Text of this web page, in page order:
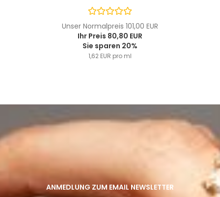
Unser Normalpreis 101,00 EUR
Ihr Preis 80,80 EUR
Sie sparen 20%
1,62 EUR pro ml
ANMEDLUNG ZUM EMAIL NEWSLETTER